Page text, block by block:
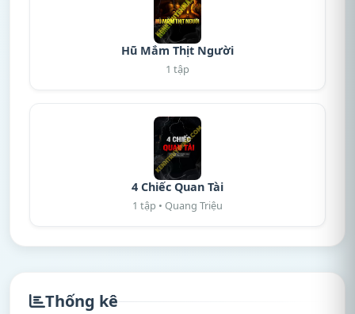
Hũ Mắm Thịt Người
1 tập
4 Chiếc Quan Tài
1 tập • Quang Triệu
Thống kê